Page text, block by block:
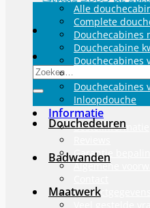
Zoeken
naar:
Informatie
Bestelinformatie
Garantie bepaling
Algemene
Contactgegevens
Alle
Complete
Douchecabines
Douchecabine
Douchecabines
Douchecabine
Douchecabines
Inloopdouche
Douchedeuren
Badwanden
Maatwerk